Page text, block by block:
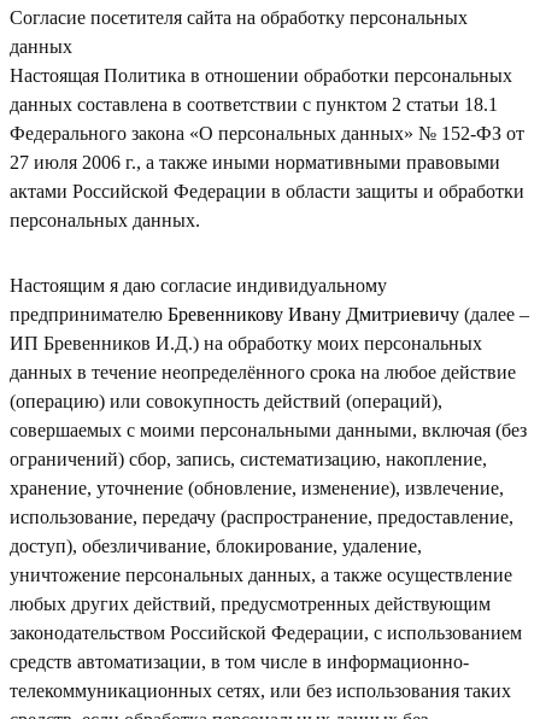
Согласие посетителя сайта на обработку персональных
данных
Настоящая Политика в отношении обработки персональных
данных составлена в соответствии с пунктом 2 статьи 18.1
Федерального закона «О персональных данных» № 152-ФЗ от
27 июля 2006 г., а также иными нормативными правовыми
актами Российской Федерации в области защиты и обработки
персональных данных.
Настоящим я даю согласие индивидуальному
предпринимателю Бревенникову Ивану Дмитриевичу (далее –
ИП Бревенников И.Д.) на обработку моих персональных
данных в течение неопределённого срока на любое действие
(операцию) или совокупность действий (операций),
совершаемых с моими персональными данными, включая (без
ограничений) сбор, запись, систематизацию, накопление,
хранение, уточнение (обновление, изменение), извлечение,
использование, передачу (распространение, предоставление,
доступ), обезличивание, блокирование, удаление,
уничтожение персональных данных, а также осуществление
любых других действий, предусмотренных действующим
законодательством Российской Федерации, с использованием
средств автоматизации, в том числе в информационно-
телекоммуникационных сетях, или без использования таких